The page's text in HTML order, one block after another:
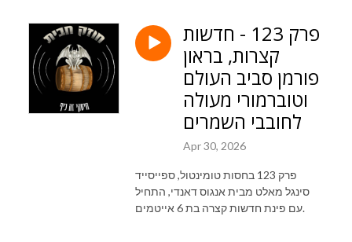
פרק 123 - חדשות
קצרות, בראון
פורמן סביב העולם
וטוברמורי מעולה
לחובבי השמרים
Apr 30, 2026
פרק 123 בחסות טומינטול, ספייסייד
סינגל מאלט מבית אנגוס דאנדי, התחיל
עם פינת חדשות קצרה בת 6 אייטמים.